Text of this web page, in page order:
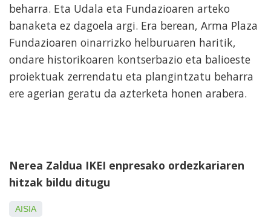
beharra. Eta Udala eta Fundazioaren arteko
banaketa ez dagoela argi. Era berean, Arma Plaza
Fundazioaren oinarrizko helburuaren haritik,
ondare historikoaren kontserbazio eta balioeste
proiektuak zerrendatu eta plangintzatu beharra
ere agerian geratu da azterketa honen arabera.
Nerea Zaldua IKEI enpresako ordezkariaren
hitzak bildu ditugu
AISIA